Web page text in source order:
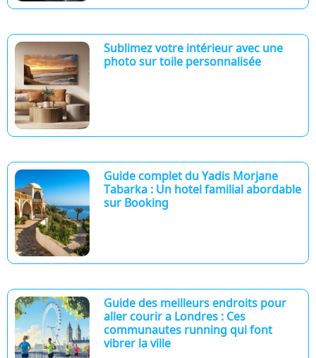
Sublimez votre intérieur avec une
photo sur toile personnalisée
Guide complet du Yadis Morjane
Tabarka : Un hotel familial abordable
sur Booking
Guide des meilleurs endroits pour
aller courir a Londres : Ces
communautes running qui font
vibrer la ville